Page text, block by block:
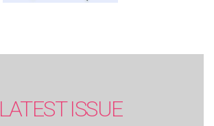
LATEST ISSUE